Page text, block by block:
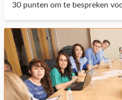
30 punten om te bespreken